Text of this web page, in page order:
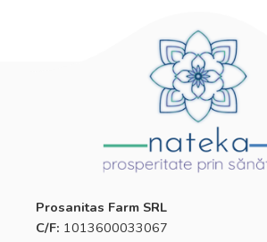
Prosanitas Farm SRL
C/F: 1013600033067